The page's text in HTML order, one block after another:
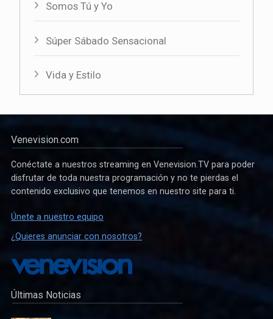
Somos Tú y Yo
Súper Sábado Sensacional
Vida y Estilo
Venevision.com
Conéctate a nuestros streaming en Venevision.TV para poder
disfrutar de toda nuestra programación y no te pierdas el
contenido exclusivo que tenemos en nuestro site para ti.
Únete a nuestro equipo
¿Quieres anunciar con nosotros?
Últimas Noticias